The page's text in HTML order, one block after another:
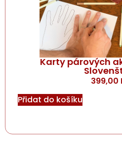
Karty párových
399,00
Přidat do košíku